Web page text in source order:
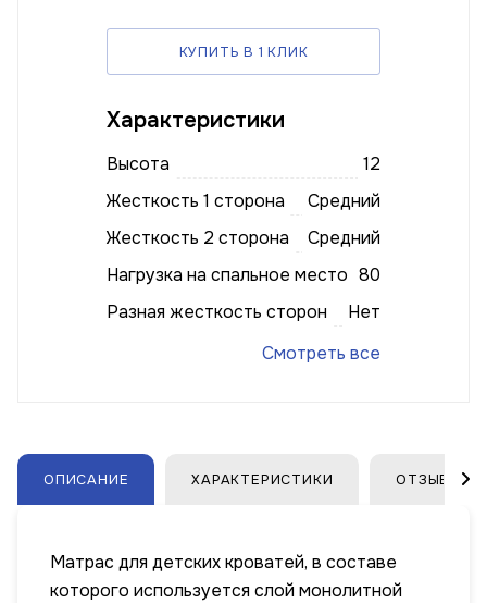
КУПИТЬ В 1 КЛИК
Характеристики
Высота
12
Жесткость 1 сторона
Средний
Жесткость 2 сторона
Средний
Нагрузка на спальное место 80
Разная жесткость сторон
Нет
Смотреть все
ОПИСАНИЕ ХАРАКТЕРИСТИКИ ОТЗЫВЫ
Матрас для детских кроватей, в составе
которого используется слой монолитной